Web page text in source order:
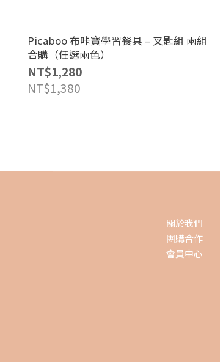
Picaboo 布咔寶學習餐具 – 叉匙組 兩組
合購（任選兩色）
NT$1,280
NT$1,380
關於我們
團購合作
會員中心